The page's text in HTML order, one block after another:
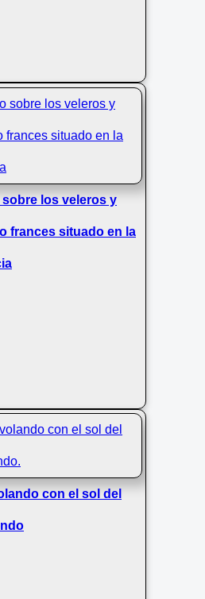
los veleros y
frances situado en la
con el sol del